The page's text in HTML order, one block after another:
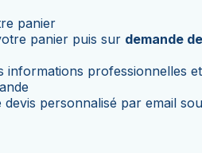
panier
panier puis sur demande
informations professionnelles et
devis personnalisé par email